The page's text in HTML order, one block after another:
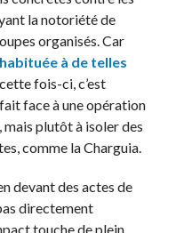
la notoriété de
organisés. Car
à de telles
fois-ci, c’est
face à une opération
mais plutôt à isoler des
comme la Charguia.
devant des actes de
directement
touche de plein